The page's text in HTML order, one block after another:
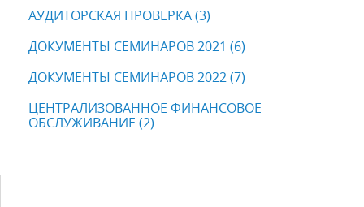
АУДИТОРСКАЯ ПРОВЕРКА (3)
ДОКУМЕНТЫ СЕМИНАРОВ 2021 (6)
ДОКУМЕНТЫ СЕМИНАРОВ 2022 (7)
ЦЕНТРАЛИЗОВАННОЕ ФИНАНСОВОЕ
ОБСЛУЖИВАНИЕ (2)